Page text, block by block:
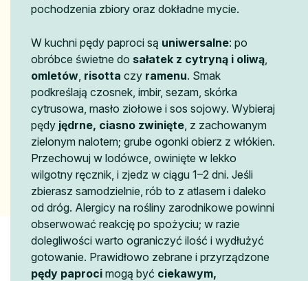
pochodzenia zbiory oraz dokładne mycie.
W kuchni pędy paproci są uniwersalne: po
obróbce świetne do sałatek z cytryną i oliwą
omletów risotta czy ramenu. Smak
podkreślają czosnek, imbir, sezam, skórka
cytrusowa, masło ziołowe i sos sojowy. Wybieraj
pędy jędrne, ciasno zwinięte , z zachowanym
zielonym nalotem; grube ogonki obierz z włókien.
Przechowuj w lodówce, owinięte w lekko
wilgotny ręcznik, i zjedz w ciągu 1–2 dni. Jeśli
zbierasz samodzielnie, rób to z atlasem i daleko
od dróg. Alergicy na rośliny zarodnikowe powinni
obserwować reakcję po spożyciu; w razie
dolegliwości warto ograniczyć ilość i wydłużyć
gotowanie. Prawidłowo zebrane i przyrządzone
pędy paproci mogą być ciekawym,